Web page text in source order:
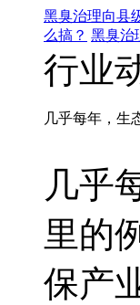
黑臭治理向县
么搞？ 黑臭治
行业
几乎每年，生
几乎
里的
保产